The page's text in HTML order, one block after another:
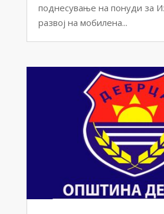
поднесување на понуди за
развој на мобилена...